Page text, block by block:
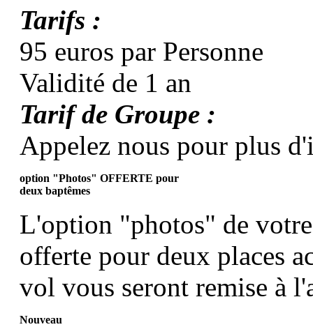
Tarifs :
95 euros par Personne
Validité de 1 an
Tarif de Groupe :
Appelez nous pour plus
option "Photos" OFFERTE pour
deux baptêmes
L'option "photos" de votre
offerte pour deux places
vol vous seront remise à
Nouveau